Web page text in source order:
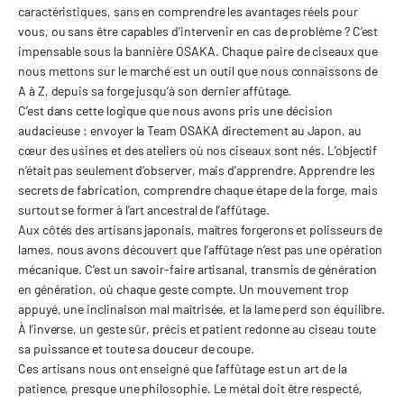
caractéristiques, sans en comprendre les avantages réels pour
vous, ou sans être capables d’intervenir en cas de problème ? C’est
impensable sous la bannière OSAKA. Chaque paire de ciseaux que
nous mettons sur le marché est un outil que nous connaissons de
A à Z, depuis sa forge jusqu’à son dernier affûtage.
C’est dans cette logique que nous avons pris une décision
audacieuse : envoyer laTeam OSAKA directement au Japon, au
cœur des usines et des ateliers où nos ciseaux sont nés. L’objectif
n’était pas seulement d’observer, mais d’apprendre. Apprendre les
secrets de fabrication, comprendre chaque étape de la forge, mais
surtout se former à l’art ancestral de l’affûtage.
Aux côtés des artisans japonais, maîtres forgerons et polisseurs de
lames, nous avons découvert que l’affûtage n’est pas une opération
mécanique. C’est un savoir-faire artisanal, transmis de génération
en génération, où chaque geste compte. Un mouvement trop
appuyé, une inclinaison mal maîtrisée, et la lame perd son équilibre.
À l’inverse, un geste sûr, précis et patient redonne au ciseau toute
sa puissance et toute sa douceur de coupe.
Ces artisans nous ont enseigné que l’affûtage est un art de la
patience, presque une philosophie. Le métal doit être respecté,